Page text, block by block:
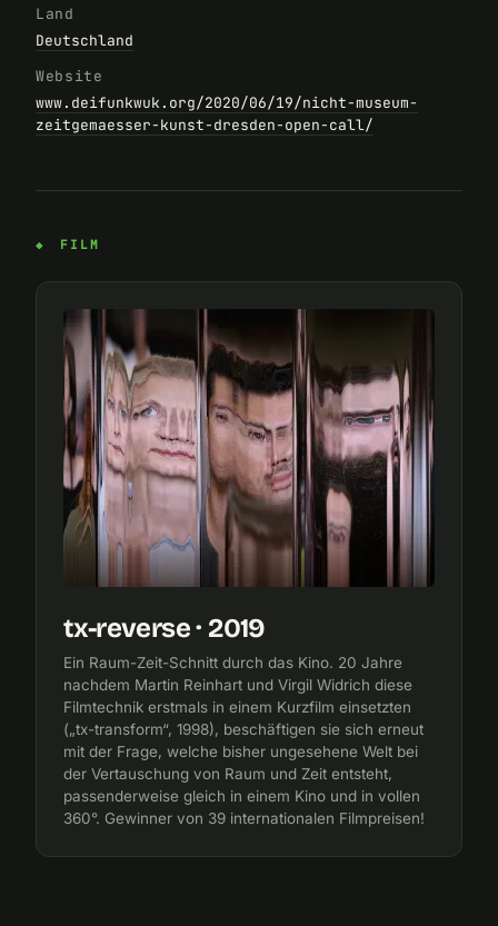
Land
Deutschland
Website
www.deifunkwuk.org/2020/06/19/nicht-museum-
zeitgemaesser-kunst-dresden-open-call/
FILM
tx-reverse · 2019
Ein Raum-Zeit-Schnitt durch das Kino. 20 Jahre
nachdem Martin Reinhart und Virgil Widrich diese
Filmtechnik erstmals in einem Kurzfilm einsetzten
(„tx-transform“, 1998), beschäftigen sie sich erneut
mit der Frage, welche bisher ungesehene Welt bei
der Vertauschung von Raum und Zeit entsteht,
passenderweise gleich in einem Kino und in vollen
360°. Gewinner von 39 internationalen Filmpreisen!